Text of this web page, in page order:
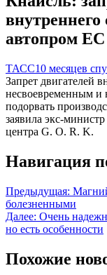
внутреннего
автопром ЕС
ТАСС10 месяцев
Запрет двигателей
несвоевременным и
подорвать
заявила экс-
центра G. O. R. K.
Навигация
Предыдущая:
болезненными
Далее: Очень
но есть особенности
Похожие